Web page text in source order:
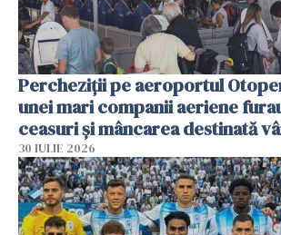
Percheziții pe aeroportul
unei mari companii aeriene
ceasuri și mâncarea destinată
30 IULIE 2026